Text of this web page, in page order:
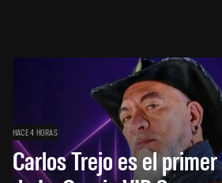
HACE 4 HORAS
Carlos Trejo es el